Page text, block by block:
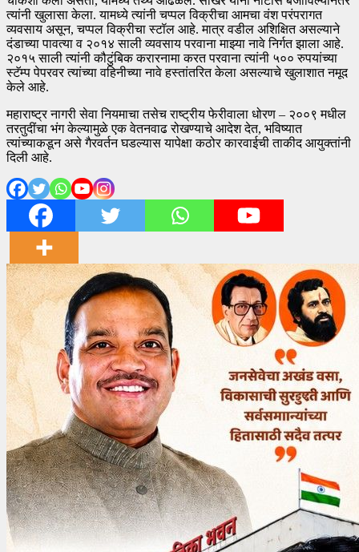
त्यांनी खुलासा केला. यामध्ये त्यांनी चप्पल विक्रीचा आमचा वंश परंपरागत
व्यवसाय असून, चप्पल विक्रीचा स्टॉल आहे. मात्र वडील अशिक्षित असल्याने
दंडाच्या पावत्या व २०१४ साली व्यवसाय परवाना माझ्या नावे निर्गत झाला आहे.
२०१५ साली त्यांनी कौटुंबिक करारनामा करत परवाना त्यांनी ५०० रुपयांच्या
स्टॅम्प पेपरवर त्यांच्या वहिनीच्या नावे हस्तांतरित केला असल्याचे खुलाशात नमूद
केले आहे.
महाराष्ट्र नागरी सेवा नियमाचा तसेच राष्ट्रीय फेरीवाला धोरण – २००९ मधील
तरतुदींचा भंग केल्यामुळे एक वेतनवाढ रोखण्याचे आदेश देत, भविष्यात
त्यांच्याकडून असे गैरवर्तन घडल्यास यापेक्षा कठोर कारवाईची ताकीद आयुक्तांनी
दिली आहे.